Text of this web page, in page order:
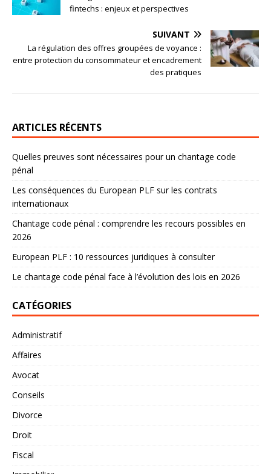
fintechs : enjeux et perspectives
SUIVANT
La régulation des offres groupées de voyance :
entre protection du consommateur et encadrement
des pratiques
ARTICLES RÉCENTS
Quelles preuves sont nécessaires pour un chantage code
pénal
Les conséquences du European PLF sur les contrats
internationaux
Chantage code pénal : comprendre les recours possibles en
2026
European PLF : 10 ressources juridiques à consulter
Le chantage code pénal face à l’évolution des lois en 2026
CATÉGORIES
Administratif
Affaires
Avocat
Conseils
Divorce
Droit
Fiscal